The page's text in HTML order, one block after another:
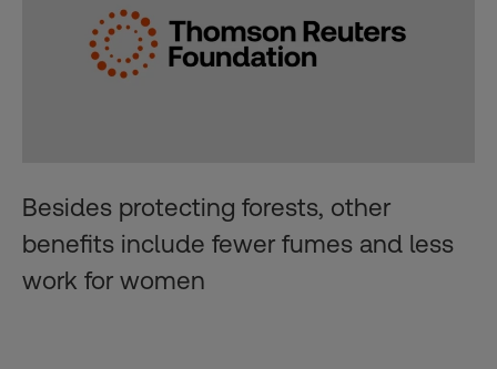
Besides protecting forests, other
benefits include fewer fumes and less
work for women